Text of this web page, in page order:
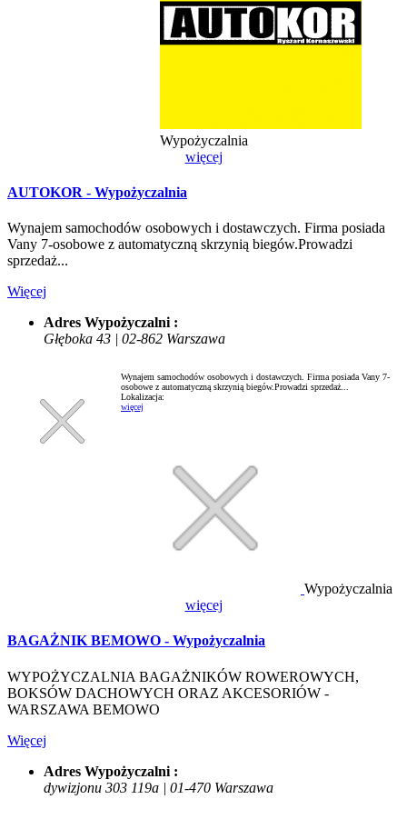
Wypożyczalnia
więcej
AUTOKOR - Wypożyczalnia
Wynajem samochodów osobowych i dostawczych. Firma posiada
Vany 7-osobowe z automatyczną skrzynią biegów.Prowadzi
sprzedaż...
Więcej
Adres Wypożyczalni :
Głęboka 43 | 02-862 Warszawa
Wynajem samochodów osobowych i dostawczych. Firma posiada Vany 7-
osobowe z automatyczną skrzynią biegów.Prowadzi sprzedaż...
Lokalizacja:
więcej
Wypożyczalnia
więcej
BAGAŻNIK BEMOWO - Wypożyczalnia
WYPOŻYCZALNIA BAGAŻNIKÓW ROWEROWYCH,
BOKSÓW DACHOWYCH ORAZ AKCESORIÓW -
WARSZAWA BEMOWO
Więcej
Adres Wypożyczalni :
dywizjonu 303 119a | 01-470 Warszawa